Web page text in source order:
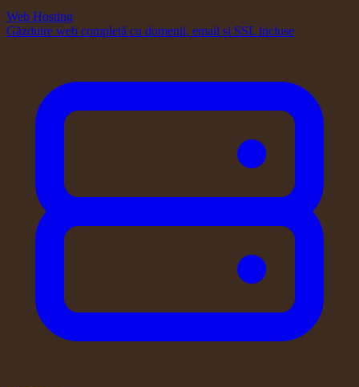
Web Hosting
Găzduire web completă cu domenii, email și SSL incluse